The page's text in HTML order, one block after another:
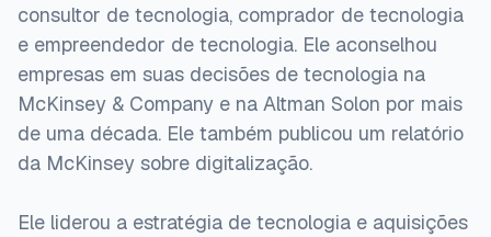
consultor de tecnologia, comprador de tecnologia
e empreendedor de tecnologia. Ele aconselhou
empresas em suas decisões de tecnologia na
McKinsey & Company e na Altman Solon por mais
de uma década. Ele também publicou um relatório
da McKinsey sobre digitalização.
Ele liderou a estratégia de tecnologia e aquisições